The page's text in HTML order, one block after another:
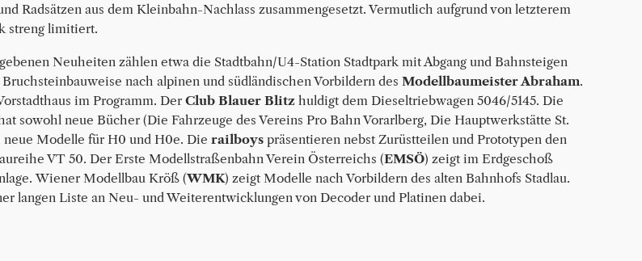
Radsätzen aus dem Kleinbahn-Nachlass zusammengesetzt. Vermutlich aufgrund von letzterem
streng limitiert.
Neuheiten zählen etwa die Stadtbahn/U4-Station Stadtpark mit Abgang und Bahnsteigen
nach alpinen und südländischen Vorbildern des Modellbaumeister Abraham.
im Programm. Der Club Blauer Blitz huldigt dem Dieseltriebwagen 5046/5145. Die
sowohl neue Bücher (Die Fahrzeuge des Vereins Pro Bahn Vorarlberg, Die Hauptwerkstätte St.
neue Modelle für H0 und H0e. Die railboys präsentieren nebst Zurüstteilen und Prototypen den
VT 50. Der Erste Modellstraßenbahn Verein Österreichs (EMSÖ) zeigt im Erdgeschoß
Wiener Modellbau Kröß (WMK) zeigt Modelle nach Vorbildern des alten Bahnhofs Stadlau.
langen Liste an Neu- und Weiterentwicklungen von Decoder und Platinen dabei.